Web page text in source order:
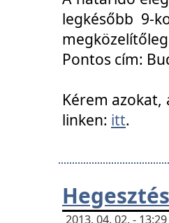
legkésőbb 9-
Pontos cím:
Kérem azokat,
linken: itt.
2013. 04. 02. -